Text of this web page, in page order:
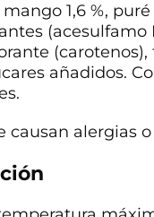
1,6 %,
(acesulfamo
añadidos.
causan alergias